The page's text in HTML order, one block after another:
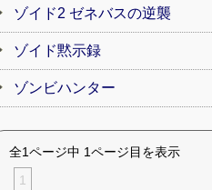
ゾイド2 ゼネバスの逆襲
ゾイド黙示録
ゾンビハンター
全1ページ中 1ページ目を表示
1